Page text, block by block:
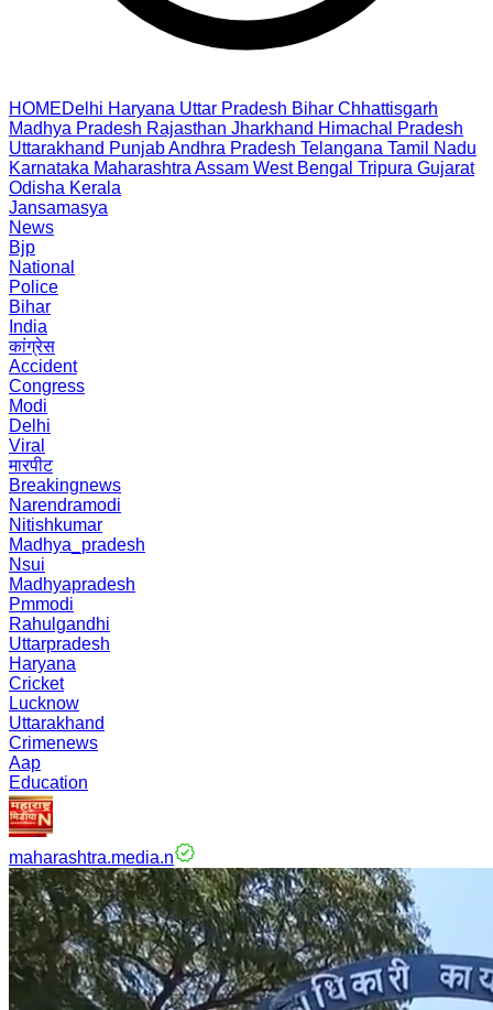
HOMEDelhi Haryana Uttar Pradesh Bihar Chhattisgarh
Madhya Pradesh Rajasthan Jharkhand Himachal Pradesh
Uttarakhand PunjabAndhra Pradesh Telangana Tamil Nadu
Karnataka Maharashtra Assam West Bengal Tripura Gujarat
Odisha Kerala
Jansamasya
News
Bjp
National
Police
Bihar
India
कांग्रेस
Accident
Congress
Modi
Delhi
Viral
मारपीट
Breakingnews
Narendramodi
Nitishkumar
Madhya_pradesh
Nsui
Madhyapradesh
Pmmodi
Rahulgandhi
Uttarpradesh
Haryana
Cricket
Lucknow
Uttarakhand
Crimenews
Aap
Education
maharashtra.media.n